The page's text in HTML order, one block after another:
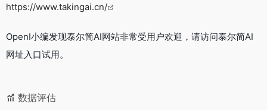
https://www.takingai.cn/
OpenI小编发现泰尔简AI网站非常受用户欢迎，请访问泰尔简AI
网址入口试用。
数据评估